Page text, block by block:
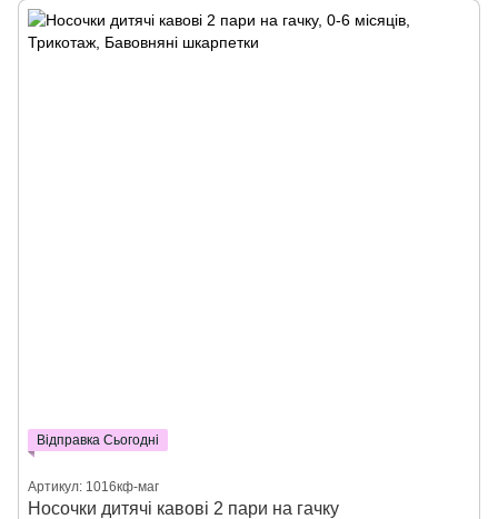
Відправка Сьогодні
Артикул: 1016кф-маг
Носочки дитячі кавові 2 пари на гачку